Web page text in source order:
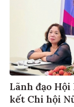
Lãnh đạo
kết Chi hội